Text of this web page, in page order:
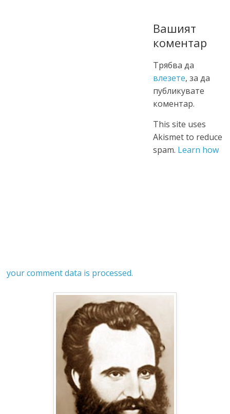
Вашият
коментар
Трябва да
влезете, за да
публикувате
коментар.
This site uses
Akismet to reduce
spam. Learn how
your comment data is processed.